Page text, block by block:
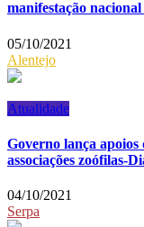
manifestação
05/10/2021
Alentejo
Atualidade
Governo lança
associações zoófilas-
04/10/2021
Serpa